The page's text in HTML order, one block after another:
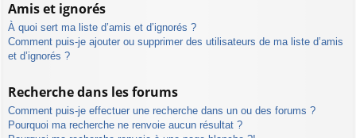
Amis et ignorés
À quoi sert ma liste d’amis et d’ignorés ?
Comment puis-je ajouter ou supprimer des utilisateurs de ma liste d’amis
et d’ignorés ?
Recherche dans les forums
Comment puis-je effectuer une recherche dans un ou des forums ?
Pourquoi ma recherche ne renvoie aucun résultat ?